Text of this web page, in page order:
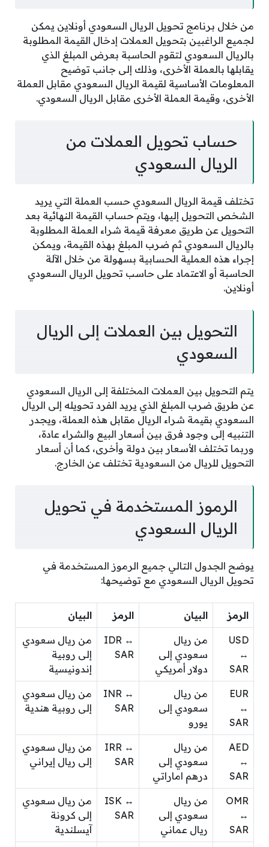
من خلال برنامج تحويل الريال السعودي أونلاين يمكن
لجميع الراغبين بتحويل العملات إدخال القيمة المطلوبة
بالريال السعودي لتقوم الحاسبة بعرض المبلغ الذي
يقابلها بالعملة الأخرى، وذلك إلى جانب توضيح
المعلومات الأساسية لقيمة الريال السعودي مقابل العملة
الأخرى، وقيمة العملة الأخرى مقابل الريال السعودي.
حساب تحويل العملات من
الريال السعودي
تختلف قيمة الريال السعودي حسب العملة التي يريد
الشخص التحويل إليها، ويتم حساب القيمة النهائية بعد
التحويل عن طريق معرفة قيمة شراء العملة المطلوبة
بالريال السعودي ثم ضرب المبلغ بهذه القيمة، ويمكن
إجراء هذه العملية الحسابية بسهولة من خلال الآلة
الحاسبة أو الاعتماد على حاسب تحويل الريال السعودي
أونلاين.
التحويل بين العملات إلى الريال
السعودي
يتم التحويل بين العملات المختلفة إلى الريال السعودي
عن طريق ضرب المبلغ الذي يريد الفرد تحويله إلى الريال
السعودي بقيمة شراء الريال مقابل هذه العملة، ويجدر
التنبيه إلى وجود فرق بين أسعار البيع والشراء عادة،
وربما تختلف الأسعار بين دولة وأخرى، كما أن أسعار
التحويل للريال من السعودية تختلف عن الخارج.
الرموز المستخدمة في تحويل
الريال السعودي
يوضح الجدول التالي جميع الرموز المستخدمة في
تحويل الريال السعودي مع توضيحها:
الرمز البيان الرمز البيان
USD
↔
SAR
من ريال
سعودي إلى
دولار أمريكي
IDR ↔
SAR
من ريال سعودي
إلى روبية
إندونيسية
EUR
↔
SAR
من ريال
سعودي إلى
يورو
INR ↔
SAR
من ريال سعودي
إلى روبية هندية
AED
↔
SAR
من ريال
سعودي إلى
درهم اماراتي
IRR ↔
SAR
من ريال سعودي
إلى ريال إيراني
OMR
↔
SAR
من ريال
سعودي إلى
ريال عماني
ISK ↔
SAR
من ريال سعودي
إلى كرونة
آيسلندية